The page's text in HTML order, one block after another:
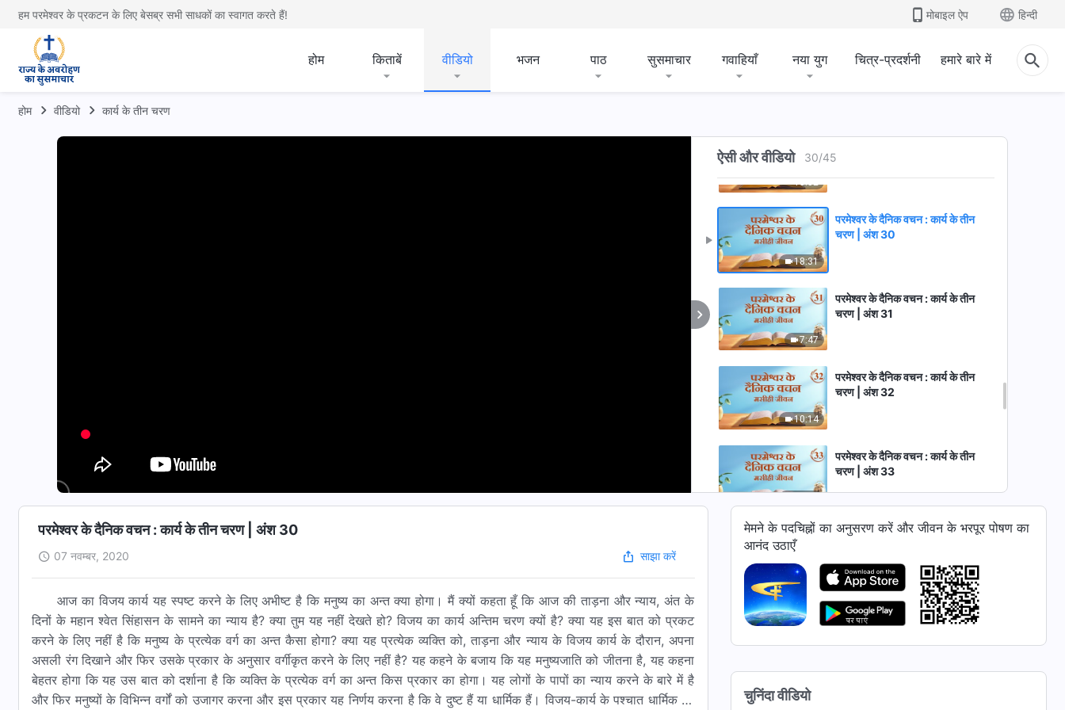
हम परमेश्वर के प्रकटन के लिए बेसब्र सभी साधकों का स्वागत करते हैं! मोबाइल ऐप हिन्दी
होम किताबें वीडियो भजन पाठ सुसमाचार गवाहियाँ नया युग चित्र-प्रदर्शनी हमारे बारे में
होम वीडियो कार्य के तीन चरण
ऐसी और वीडियो 30/45
परमेश्वर के दैनिक वचन : कार्य के तीन
15:32
परमेश्वर के दैनिक वचन : कार्य के तीन
चरण | अंश 29
18:31
परमेश्वर के दैनिक वचन : कार्य के तीन
चरण | अंश 30
7:47
परमेश्वर के दैनिक वचन : कार्य के तीन
चरण | अंश 31
10:14
परमेश्वर के दैनिक वचन : कार्य के तीन
चरण | अंश 32
परमेश्वर के दैनिक वचन : कार्य के तीन
चरण | अंश 33
5:19
परमेश्वर के दैनिक वचन : कार्य के तीन
परमेश्वर के दैनिक वचन : कार्य के तीन
चरण | अंश 35
परमेश्वर के दैनिक वचन : कार्य के तीन चरण | अंश 30
07 नवम्बर, 2020 साझा करें
आज का विजय कार्य यह स्पष्ट करने के लिए अभीष्ट है कि मनुष्य का अन्त क्या होगा। मैं क्यों कहता हूँ कि आज की ताड़ना और न्याय, अंत के
दिनों के महान श्वेत सिंहासन के सामने का न्याय है? क्या तुम यह नहीं देखते हो? विजय का कार्य अन्तिम चरण क्यों है? क्या यह इस बात को प्रकट
करने के लिए नहीं है कि मनुष्य के प्रत्येक वर्ग का अन्त कैसा होगा? क्या यह प्रत्येक व्यक्ति को, ताड़ना और न्याय के विजय कार्य के दौरान, अपना
असली रंग दिखाने और फिर उसके प्रकार के अनुसार वर्गीकृत करने के लिए नहीं है? यह कहने के बजाय कि यह मनुष्यजाति को जीतना है, यह कहना
बेहतर होगा कि यह उस बात को दर्शाना है कि व्यक्ति के प्रत्येक वर्ग का अन्त किस प्रकार का होगा। यह लोगों के पापों का न्याय करने के बारे में है
और फिर मनुष्यों के विभिन्न वर्गों को उजागर करना और इस प्रकार यह निर्णय करना है कि वे दुष्ट हैं या धार्मिक हैं। विजय-कार्य के पश्चात धार्मिक को
मेमने के पदचिह्नों का अनुसरण करें और जीवन के भरपूर पोषण का
आनंद उठाएँ
चुनिंदा वीडियो